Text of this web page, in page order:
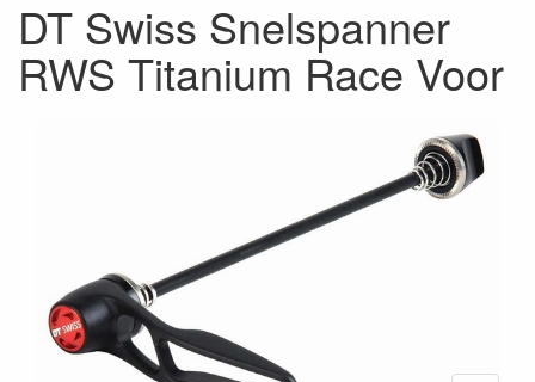
DT Swiss Snelspanner
RWS Titanium Race Voor